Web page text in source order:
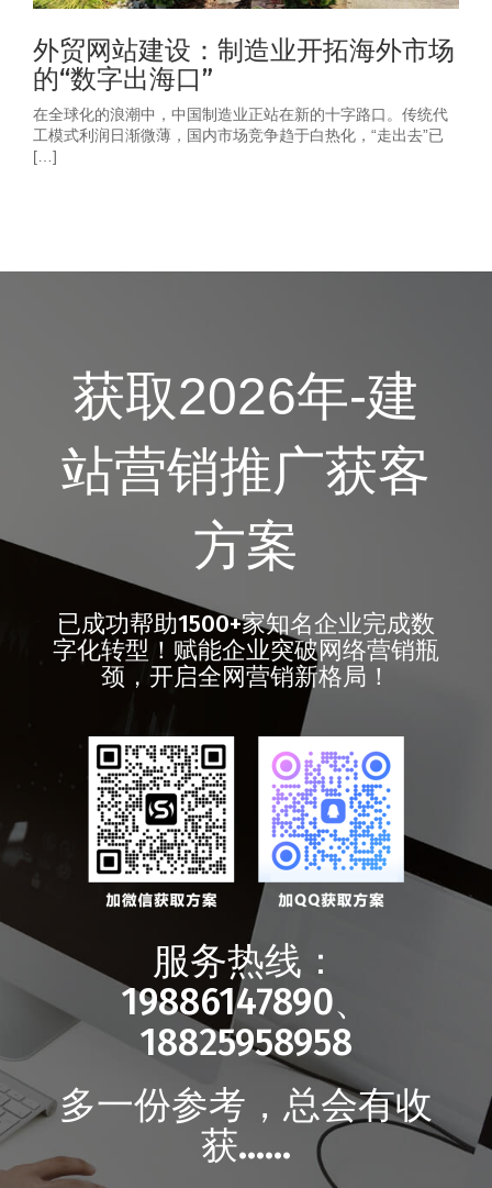
外贸网站建设：制造业开拓海外市场
的“数字出海口”
在全球化的浪潮中，中国制造业正站在新的十字路口。传统代
工模式利润日渐微薄，国内市场竞争趋于白热化，“走出去”已
[…]
获取2026年-建
站营销推广获客
方案
已成功帮助1500+家知名企业完成数
字化转型！赋能企业突破网络营销瓶
颈，开启全网营销新格局！
服务热线：
19886147890、
18825958958
多一份参考，总会有收
获……